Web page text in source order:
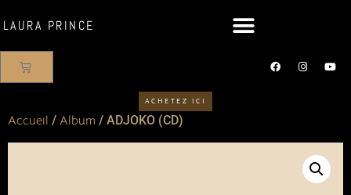
LAURA PRINCE
ACHETEZ ICI
Accueil / Album / ADJOKO (CD)